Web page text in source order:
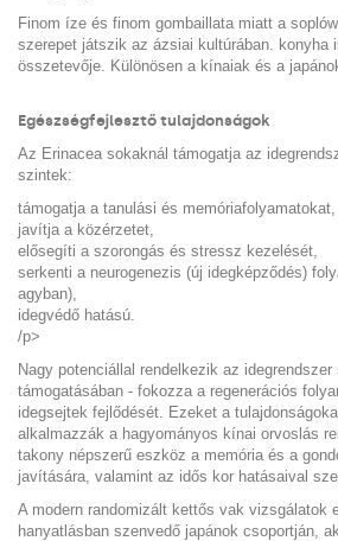
Finom íze és finom gombaillata miatt a
szerepet játszik az ázsiai kultúrában. konyha
összetevője. Különösen a kínaiak és a
Egészségfejlesztő tulajdonságok
Az Erinacea sokaknál támogatja az
szintek:
támogatja a tanulási és memóriafolyamatokat,
javítja a közérzetet,
elősegíti a szorongás és stressz kezelését,
serkenti a neurogenezis (új idegképződés)
agyban),
idegvédő hatású.
/p>
Nagy potenciállal rendelkezik az idegrendszer
támogatásában - fokozza a regenerációs
idegsejtek fejlődését. Ezeket a
alkalmazzák a hagyományos kínai orvoslás
takony népszerű eszköz a memória és a
javítására, valamint az idős kor hatásaival
A modern randomizált kettős vak vizsgálatok
hanyatlásban szenvedő japánok csoportján,